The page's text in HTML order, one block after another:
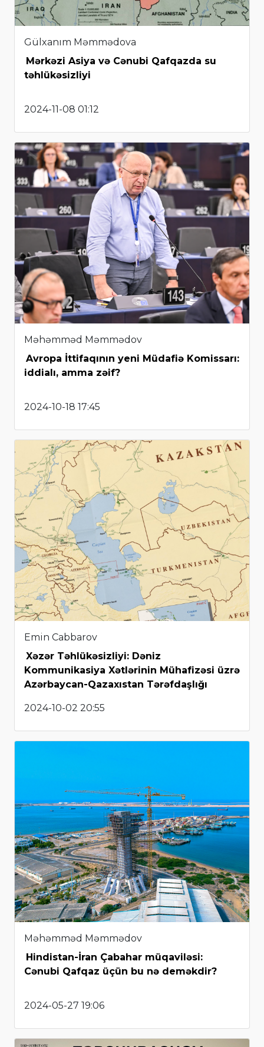
Gülxanım Məmmədova
Mərkəzi Asiya və Cənubi Qafqazda su
təhlükəsizliyi
2024-11-08 01:12
Məhəmməd Məmmədov
Avropa İttifaqının yeni Müdafiə Komissarı:
iddialı, amma zəif?
2024-10-18 17:45
Emin Cabbarov
Xəzər Təhlükəsizliyi: Dəniz
Kommunikasiya Xətlərinin Mühafizəsi üzrə
Azərbaycan-Qazaxıstan Tərəfdaşlığı
2024-10-02 20:55
Məhəmməd Məmmədov
Hindistan-İran Çabahar müqaviləsi:
Cənubi Qafqaz üçün bu nə deməkdir?
2024-05-27 19:06